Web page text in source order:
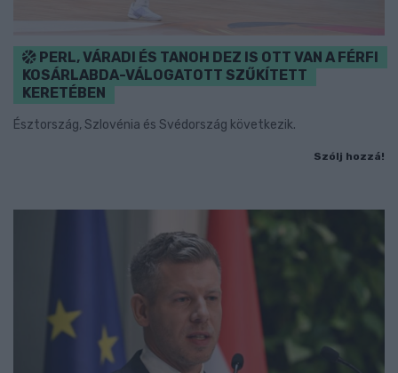
PERL, VÁRADI ÉS TANOH DEZ IS OTT VAN A FÉRFI
KOSÁRLABDA-VÁLOGATOTT SZŰKÍTETT
KERETÉBEN
Észtország, Szlovénia és Svédország következik.
Szólj hozzá!